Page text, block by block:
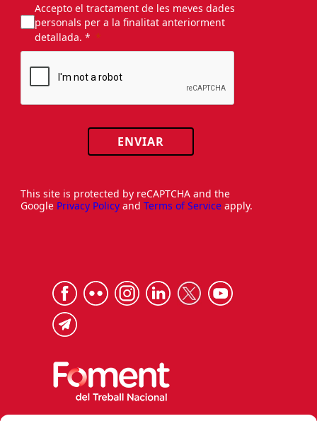
Accepto el tractament de les meves dades
personals per a la finalitat anteriorment
detallada. *
ENVIAR
This site is protected by reCAPTCHA and the
Google Privacy Policy and Terms of Service apply.